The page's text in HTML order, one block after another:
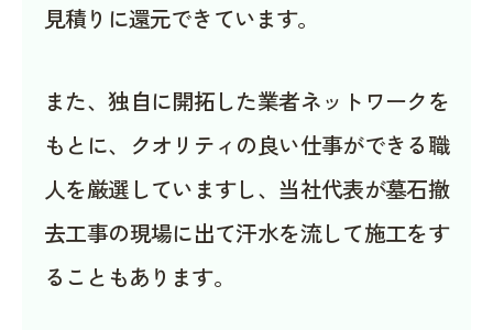
見積りに還元できています。
また、独自に開拓した業者ネットワークを
もとに、クオリティの良い仕事ができる職
人を厳選していますし、当社代表が墓石撤
去工事の現場に出て汗水を流して施工をす
ることもあります。